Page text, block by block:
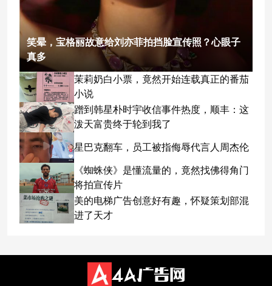
笑晕，宝格丽故意给刘亦菲拍挡脸宣传照？心眼子
真多
茉莉奶白小票，竟然开始连载真正的番茄
小说
蹭到韩星朴时宇收信事件热度，顺丰：这
泼天富贵终于轮到我了
星巴克翻车，员工被指侮辱代言人周杰伦
《蜘蛛侠》是懂流量的，竟然找佛得角门
将拍宣传片
美的电梯广告创意好有趣，怀疑策划部混
进了天才